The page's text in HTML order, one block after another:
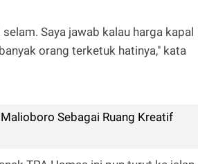
Saya jawab kalau harga kapal
orang terketuk hatinya," kata
Sebagai Ruang Kreatif